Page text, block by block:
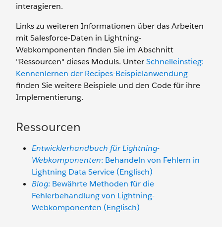
interagieren.
Links zu weiteren Informationen über das Arbeiten
mit Salesforce-Daten in Lightning-
Webkomponenten finden Sie im Abschnitt
"Ressourcen" dieses Moduls. UnterSchnelleinstieg:
Kennenlernen der Recipes-Beispielanwendung
finden Sie weitere Beispiele und den Code für ihre
Implementierung.
Ressourcen
Entwicklerhandbuch für Lightning-
Webkomponenten: Behandeln von Fehlern in
Lightning Data Service (Englisch)
Blog: Bewährte Methoden für die
Fehlerbehandlung von Lightning-
Webkomponenten (Englisch)